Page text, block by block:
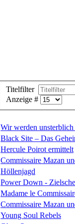
Titelfilter
Anzeige #
Wir werden unsterblich
Black Site – Das
Hercule Poirot ermittelt
Commissaire Mazan
Höllenjagd
Power Down -
Madame le
Commissaire Mazan
Young Soul Rebels